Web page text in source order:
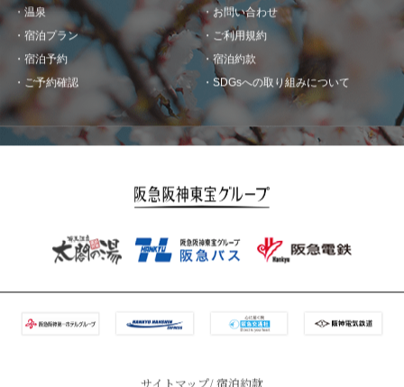
温泉
宿泊プラン
宿泊予約
ご予約確認
お問い合わせ
ご利用規約
宿泊約款
SDGsへの取り組みについて
サイトマップ 宿泊約款